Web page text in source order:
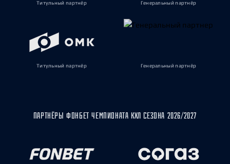
Титульный партнёр Генеральный партнёр
Титульный партнёр Генеральный партнёр
ПАРТНЁРЫ ФОНБЕТ ЧЕМПИОНАТА КХЛ СЕЗОНА 2026/2027